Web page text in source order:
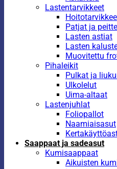
Lastentarvikkeet
Patjat ja
Lasten astiat
Lasten
Muovitettu
Pihaleikit
Pulkat ja
Ulkolelut
Uima-altaat
Lastenjuhlat
Foliopallot
Naamiaisasut
Saappaat ja sadeasut
Kumisaappaat
Aikuisten